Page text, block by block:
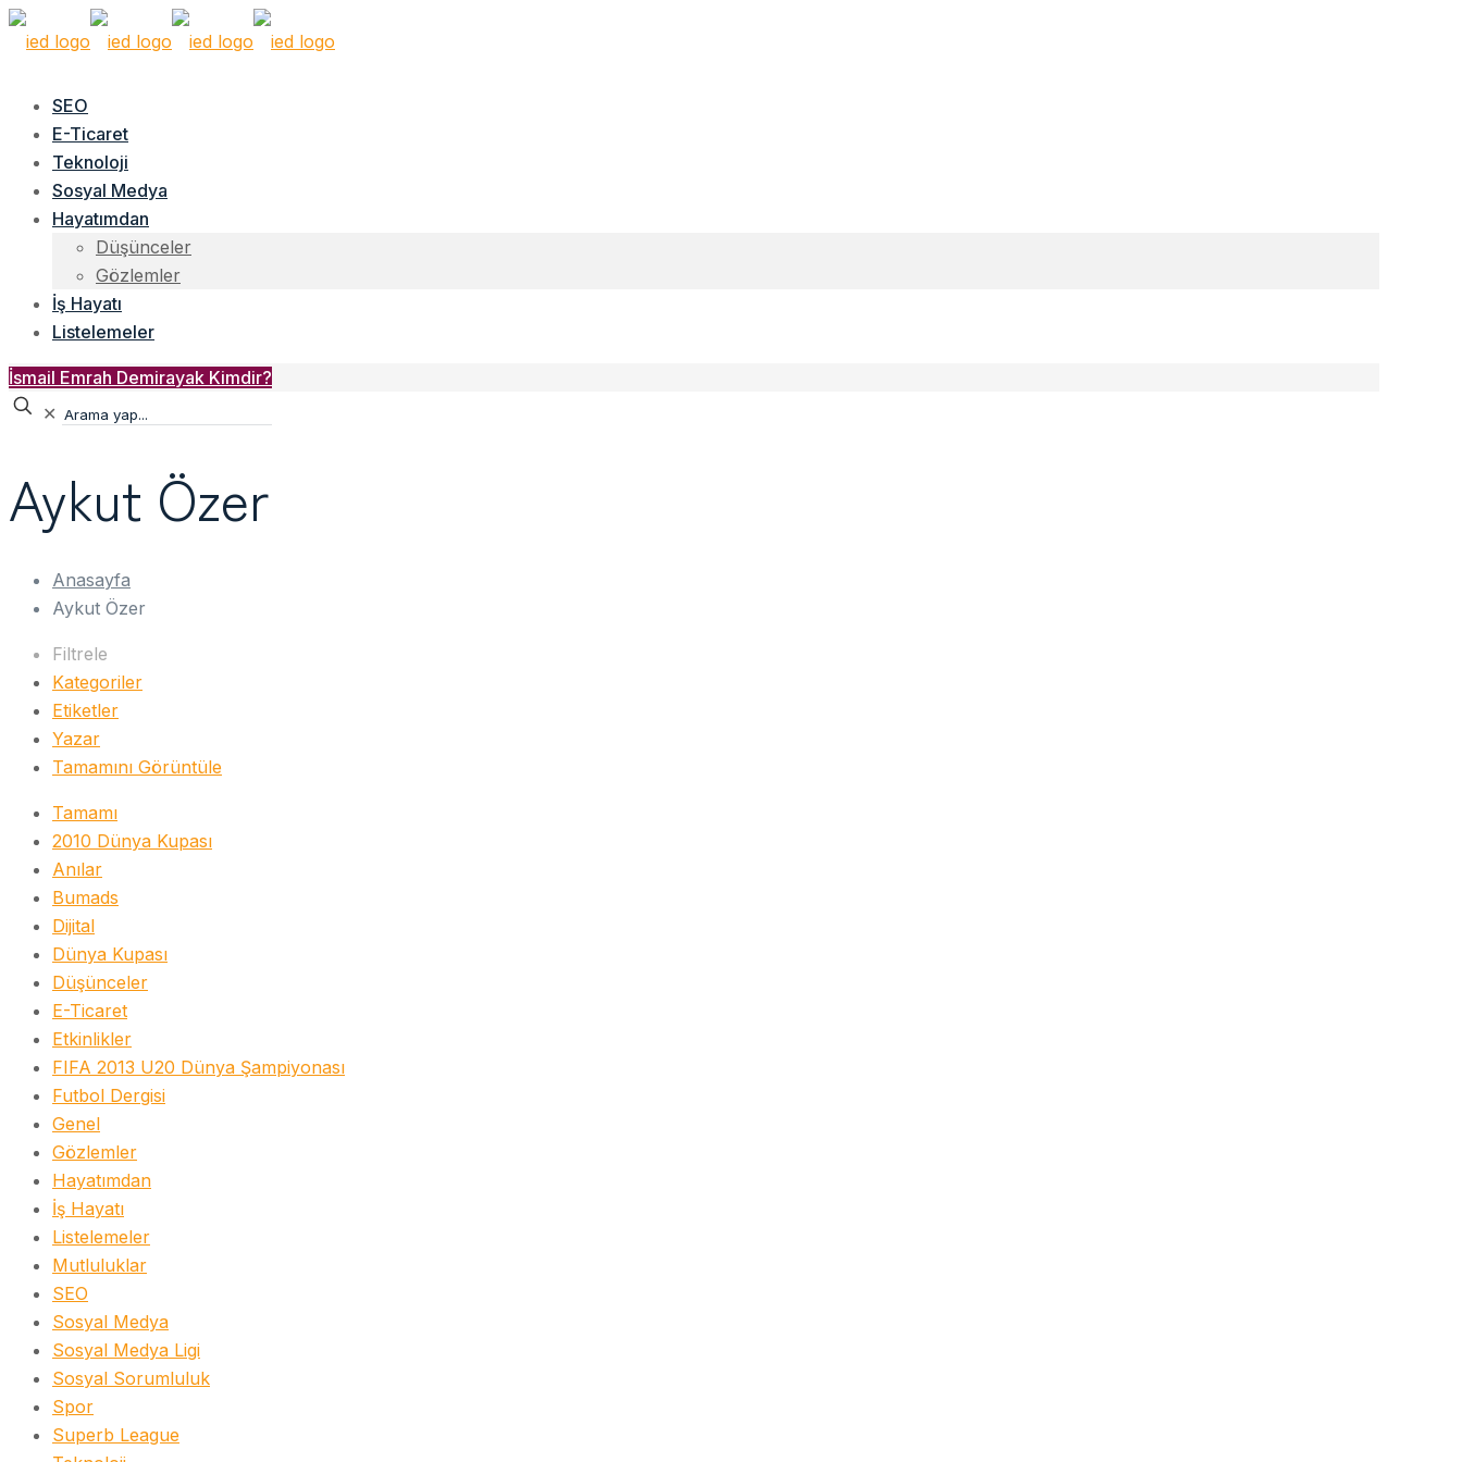
SEO
E-Ticaret
Teknoloji
Sosyal Medya
Hayatımdan
Düşünceler
Gözlemler
İş Hayatı
Listelemeler
İsmail Emrah Demirayak Kimdir?
✕
Aykut Özer
Anasayfa
Aykut Özer
Filtrele
Kategoriler
Etiketler
Yazar
Tamamını Görüntüle
Tamamı
2010 Dünya Kupası
Anılar
Bumads
Dijital
Dünya Kupası
Düşünceler
E-Ticaret
Etkinlikler
FIFA 2013 U20 Dünya Şampiyonası
Futbol Dergisi
Genel
Gözlemler
Hayatımdan
İş Hayatı
Listelemeler
Mutluluklar
SEO
Sosyal Medya
Sosyal Medya Ligi
Sosyal Sorumluluk
Spor
Superb League